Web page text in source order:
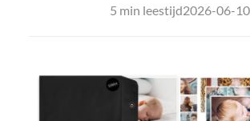
5 min leestijd2026-06-10